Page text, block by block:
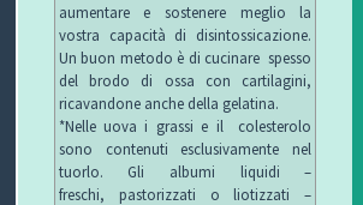
aumentare e sostenere meglio la
vostra capacità di disintossicazione.
Un buon metodo è di cucinare spesso
del brodo di ossa con cartilagini,
ricavandone anche della gelatina.
*Nelle uova i grassi e il colesterolo
sono contenuti esclusivamente nel
tuorlo. Gli albumi liquidi –
freschi, pastorizzati o liotizzati –